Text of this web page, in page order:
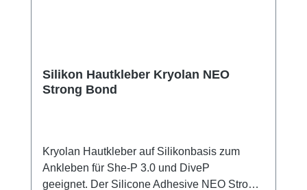
Silikon Hautkleber Kryolan NEO
Strong Bond
Kryolan Hautkleber auf Silikonbasis zum
Ankleben für She-P 3.0 und DiveP
geeignet. Der Silicone Adhesive NEO Strong